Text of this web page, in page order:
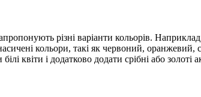
різні варіанти кольорів.
кольори, такі як червоний,
квіти і додатково додати срібні або золоті